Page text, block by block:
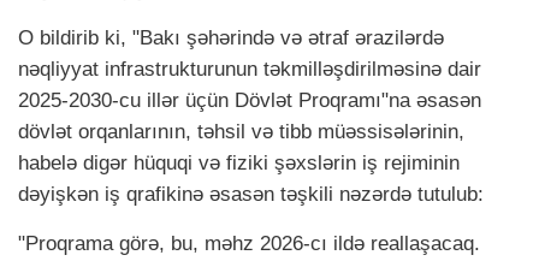
O bildirib ki, "Bakı şəhərində və ətraf ərazilərdə
nəqliyyat infrastrukturunun təkmilləşdirilməsinə dair
2025-2030-cu illər üçün Dövlət Proqramı"na əsasən
dövlət orqanlarının, təhsil və tibb müəssisələrinin,
habelə digər hüquqi və fiziki şəxslərin iş rejiminin
dəyişkən iş qrafikinə əsasən təşkili nəzərdə tutulub:
"Proqrama görə, bu, məhz 2026-cı ildə reallaşacaq.